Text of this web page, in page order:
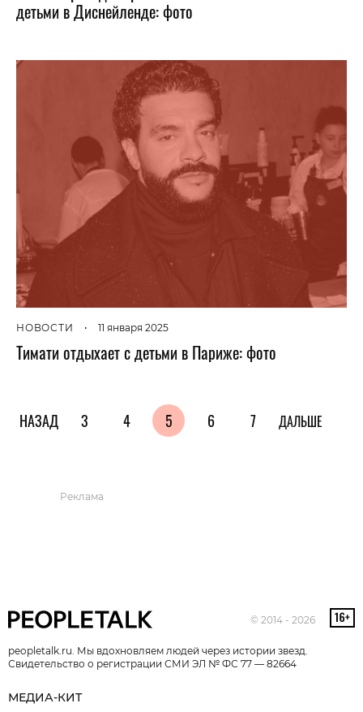
детьми в Диснейленде: фото
НОВОСТИ • 11 января 2025
Тимати отдыхает с детьми в Париже: фото
НАЗАД 3 4 5 6 7 ДАЛЬШЕ
Реклама
© 2014 - 2026
peopletalk.ru. Мы вдохновляем людей через истории звезд.
Свидетельство о регистрации СМИ ЭЛ № ФС 77 — 82664
МЕДИА-КИТ